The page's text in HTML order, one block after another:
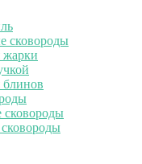
сковороды
жарки
сковороды